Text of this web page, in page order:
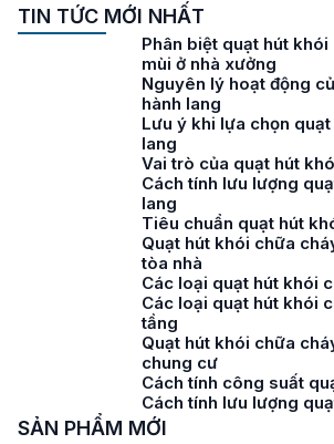
TIN TỨC MỚI NHẤT
Phân biệt quạt hút khói
mùi ở nhà xưởng
Nguyên lý hoạt động
hành lang
Lưu ý khi lựa chọn
lang
Vai trò của quạt hút
Cách tính lưu lượng
lang
Tiêu chuẩn quạt hút
Quạt hút khói chữa
tòa nhà
Các loại quạt hút khói
Các loại quạt hút khói
tầng
Quạt hút khói chữa
chung cư
Cách tính công suất
Cách tính lưu lượng
SẢN PHẨM MỚI